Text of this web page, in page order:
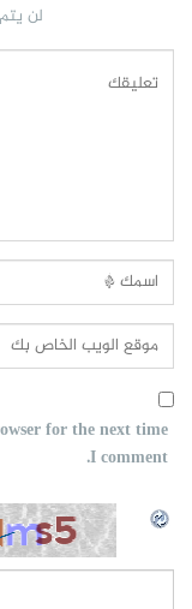
لن
for the next time
I comment.